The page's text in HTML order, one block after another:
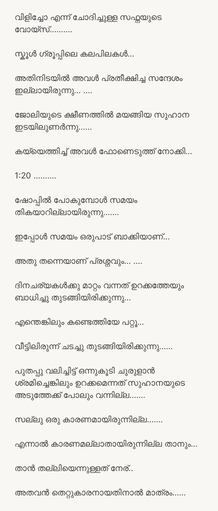
വിളിച്ചോ എന്ന് ചോദിച്ചുള്ള സഫ്നയുടെ
വോയ്സ്……….
സ്കൂൾ ഗ്രൂപ്പിലെ കലപിലകൾ…
അതിനിടയിൽ അവൾ പ്രതീക്ഷിച്ച സന്ദേശം
ഇല്ലായിരുന്നു… ….
ജോലിയുടെ ക്ഷീണത്തിൽ മയങ്ങിയ സുഹാന
ഇടയിലുണർന്നു……
കയ്യെത്തിച്ച് അവൾ ഫോണെടുത്ത് നോക്കി…
1:20 ……….
ഷോപ്പിൽ പോകുമ്പോൾ സമയം
തികയാറില്ലായിരുന്നു…….
ഇപ്പോൾ സമയം ഒരുപാട് ബാക്കിയാണ്…
അതു തന്നെയാണ് പ്രശ്നവും… ….
ദിനചര്യകൾക്കു മാറ്റം വന്നത് ഉറക്കത്തേയും
ബാധിച്ചു തുടങ്ങിയിരിക്കുന്നു…
എന്തെങ്കിലും കണ്ടെത്തിയേ പറ്റൂ…
വീട്ടിലിരുന്ന് ചടച്ചു തുടങ്ങിയിരിക്കുന്നു……
പുതപ്പു വലിച്ചിട്ട് ഒന്നുകൂടി ചുരുളാൻ
ശ്രമിച്ചെങ്കിലും ഉറക്കമെന്നത് സുഹാനയുടെ
അടുത്തേക്ക് പോലും വന്നില്ല…….
സല്ലു ഒരു കാരണമായിരുന്നില്ല…….
എന്നാൽ കാരണമല്ലാതായിരുന്നില്ല താനും…
താൻ തല്ലിയെന്നുള്ളത് നേര്..
അതവൻ തെറ്റുകാരനായതിനാൽ മാത്രം……